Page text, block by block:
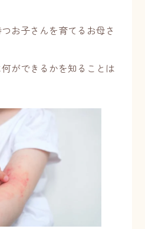
お子さんを育てるお母さ
ができるかを知ることは